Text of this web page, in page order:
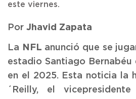
este viernes.
Por Jhavid Zapata
La NFL anunció que se
estadio Santiago Bernabéu
en el 2025. Esta noticia la
´Reilly, el